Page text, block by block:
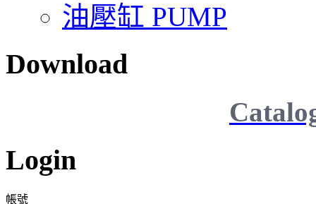
油壓缸 PUMP
Download
Login
帳號